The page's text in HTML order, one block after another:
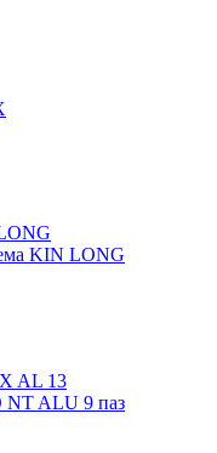
KIN LONG
AL 13
ALU 9 паз